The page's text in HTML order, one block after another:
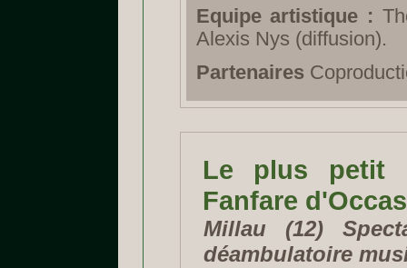
Equipe artistique :
Alexis Nys (diffusion).
Partenaires
Le plus petit
Fanfare
Millau (12)
déambulatoire